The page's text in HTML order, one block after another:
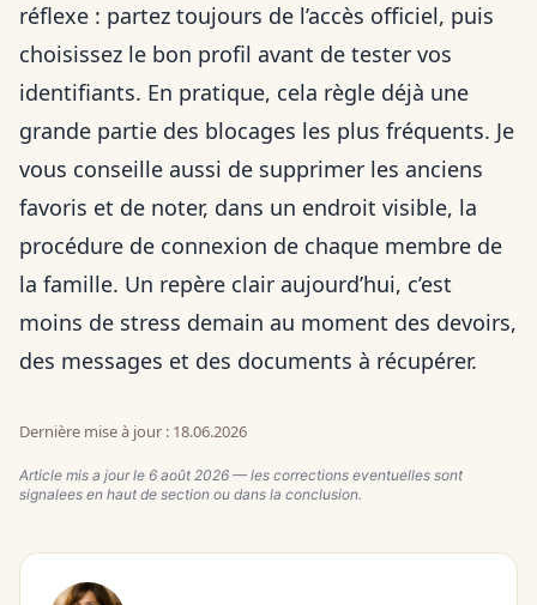
réflexe : partez toujours de l’accès officiel, puis
choisissez le bon profil avant de tester vos
identifiants. En pratique, cela règle déjà une
grande partie des blocages les plus fréquents. Je
vous conseille aussi de supprimer les anciens
favoris et de noter, dans un endroit visible, la
procédure de connexion de chaque membre de
la famille. Un repère clair aujourd’hui, c’est
moins de stress demain au moment des devoirs,
des messages et des documents à récupérer.
Dernière mise à jour : 18.06.2026
Article mis a jour le 6 août 2026 — les corrections eventuelles sont
signalees en haut de section ou dans la conclusion.